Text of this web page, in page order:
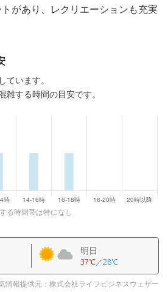
があり、レクリエーションも充実
います。
する時間の目安です。
る時間帯は特になし
明日
37℃／28℃
情報提供元：株式会社ライフビジネスウェザー